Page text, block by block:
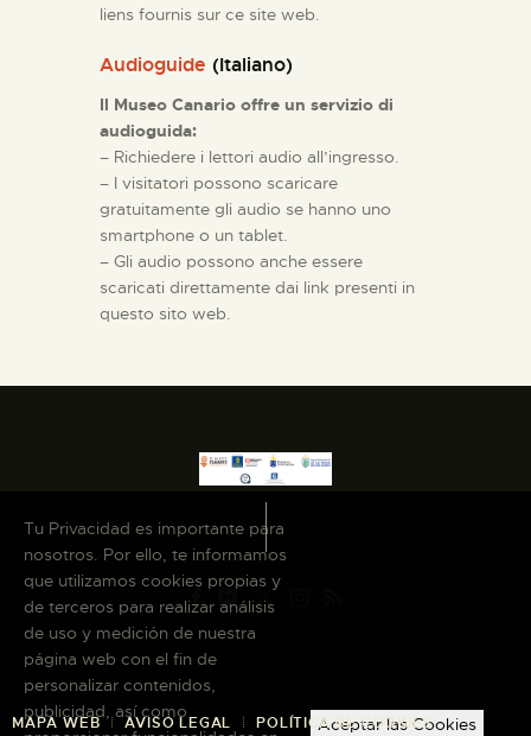
liens fournis sur ce site web.
Audioguide (Italiano)
Il Museo Canario offre un servizio di
audioguida:
– Richiedere i lettori audio all’ingresso.
– I visitatori possono scaricare
gratuitamente gli audio se hanno uno
smartphone o un tablet.
– Gli audio possono anche essere
scaricati direttamente dai link presenti in
questo sito web.
MAPA WEB AVISO LEGAL POLÍTICA DE COOKIES
Tu Privacidad es importante para
nosotros. Por ello, te informamos
que utilizamos cookies propias y
de terceros para realizar análisis
de uso y medición de nuestra
página web con el fin de
personalizar contenidos,
publicidad, así como
Aceptar las Cookies